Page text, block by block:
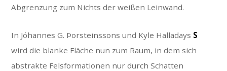
Abgrenzung zum Nichts der weißen Leinwand.
In Jóhannes G. Þorsteinssons und Kyle Halladays S
wird die blanke Fläche nun zum Raum, in dem sich
abstrakte Felsformationen nur durch Schatten